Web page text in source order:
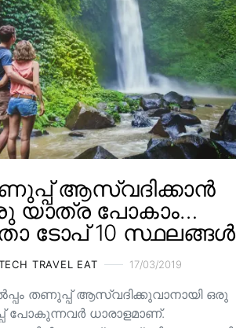
ആസ്വദിക്കാൻ
യാത്ര പോകാം…
ടോപ് 10 സ്ഥലങ്ങൾ
TRAVEL EAT 17/03/2019
തണുപ്പ് ആസ്വദിക്കുവാനായി ഒരു
പോകുന്നവർ ധാരാളമാണ്.